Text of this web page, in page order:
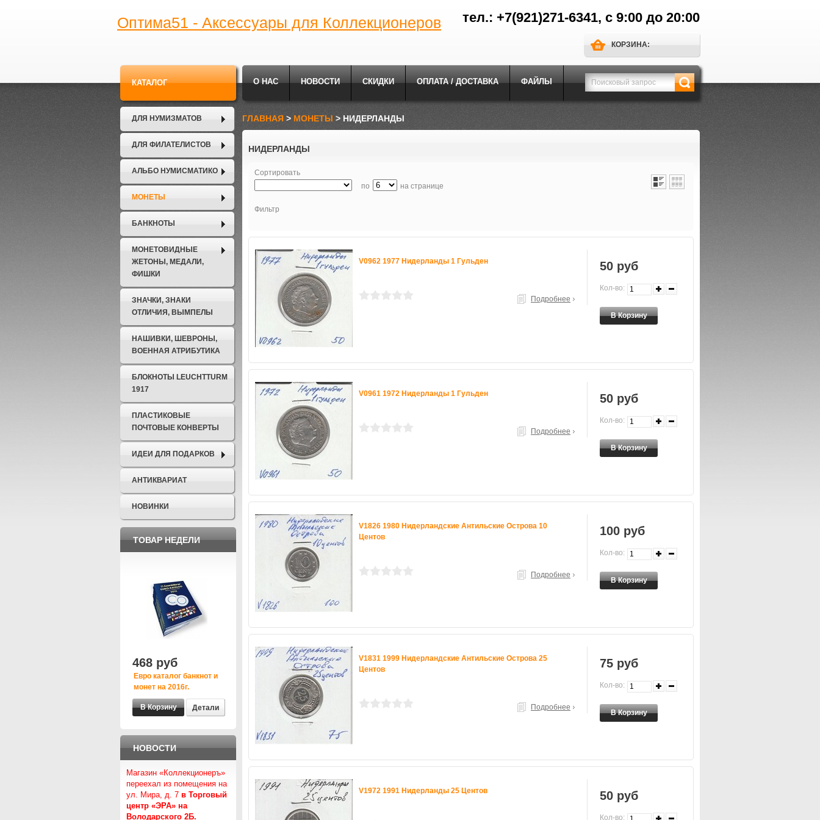
тел.: +7(921)271-6341, с 9:00 до 20:00
Оптима51 - Аксессуары для Коллекционеров
КОРЗИНА:
О НАС НОВОСТИ СКИДКИ ОПЛАТА / ДОСТАВКА ФАЙЛЫ
КАТАЛОГ
ДЛЯ НУМИЗМАТОВ
ДЛЯ ФИЛАТЕЛИСТОВ
АЛЬБО НУМИСМАТИКО
МОНЕТЫ
БАНКНОТЫ
МОНЕТОВИДНЫЕ
ЖЕТОНЫ, МЕДАЛИ,
ФИШКИ
ЗНАЧКИ, ЗНАКИ
ОТЛИЧИЯ, ВЫМПЕЛЫ
НАШИВКИ, ШЕВРОНЫ,
ВОЕННАЯ АТРИБУТИКА
БЛОКНОТЫ LEUCHTTURM
1917
ПЛАСТИКОВЫЕ
ПОЧТОВЫЕ КОНВЕРТЫ
ИДЕИ ДЛЯ ПОДАРКОВ
АНТИКВАРИАТ
НОВИНКИ
ТОВАР НЕДЕЛИ
468 руб
Евро каталог банкнот и
монет на 2016г.
Детали
НОВОСТИ
Магазин «Коллекционеръ»
переехал из помещения на
ул. Мира, д. 7 в Торговый
центр «ЭРА» на
Володарского 2Б.
ГЛАВНАЯ > МОНЕТЫ > НИДЕРЛАНДЫ
НИДЕРЛАНДЫ
Сортировать
по
на странице
Фильтр
V0962 1977 Нидерланды 1 Гульден
Подробнее
50 руб
Кол-во:
V0961 1972 Нидерланды 1 Гульден
Подробнее
50 руб
Кол-во:
V1826 1980 Нидерландские Антильские Острова 10
Центов
Подробнее
100 руб
Кол-во:
V1831 1999 Нидерландские Антильские Острова 25
Центов
Подробнее
75 руб
Кол-во:
V1972 1991 Нидерланды 25 Центов 50 руб
Кол-во: